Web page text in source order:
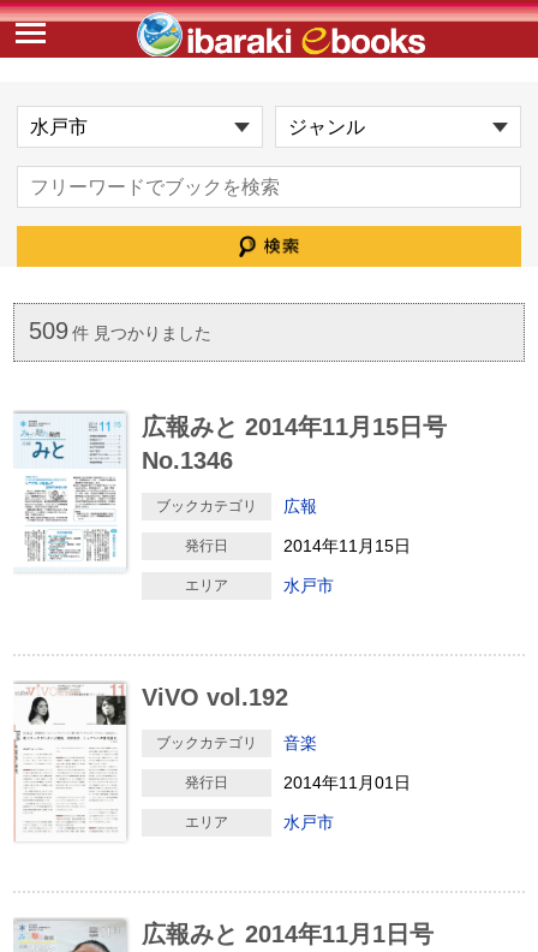
509 件 見つかりました
広報みと 2014年11月15日号
No.1346
ブックカテゴリ 広報
発行日 2014年11月15日
エリア 水戸市
ViVO vol.192
ブックカテゴリ 音楽
発行日 2014年11月01日
エリア 水戸市
広報みと 2014年11月1日号